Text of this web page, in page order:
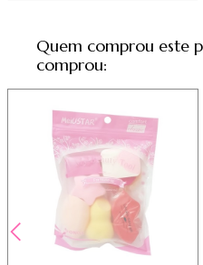
Quem comprou este
comprou: